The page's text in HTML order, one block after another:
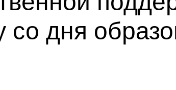
со дня